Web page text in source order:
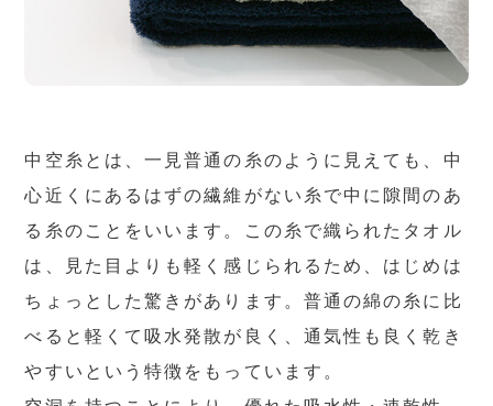
中空糸とは、一見普通の糸のように見えても、中
心近くにあるはずの繊維がない糸で中に隙間のあ
る糸のことをいいます。この糸で織られたタオル
は、見た目よりも軽く感じられるため、はじめは
ちょっとした驚きがあります。普通の綿の糸に比
べると軽くて吸水発散が良く、通気性も良く乾き
やすいという特徴をもっています。